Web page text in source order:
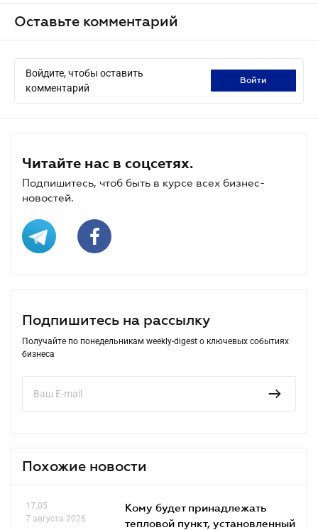
Оставьте комментарий
Войдите, чтобы оставить
комментарий
войти
Читайте нас в соцсетях.
Подпишитесь, чтоб быть в курсе всех бизнес-
новостей.
Подпишитесь на рассылку
Получайте по понедельникам weekly-digest о ключевых событиях
бизнеса
Похожие новости
17.05
7 августа 2026
Кому будет принадлежать
тепловой пункт, установленный